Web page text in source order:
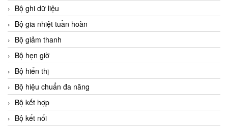
Bộ ghi dữ liệu
Bộ gia nhiệt tuần hoàn
Bộ giảm thanh
Bộ hẹn giờ
Bộ hiển thị
Bộ hiệu chuẩn đa năng
Bộ kết hợp
Bộ kết nối